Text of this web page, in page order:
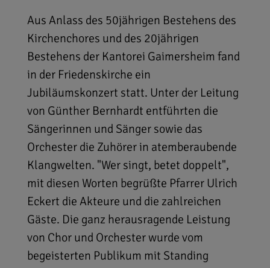
Aus Anlass des 50jährigen Bestehens des
Kirchenchores und des 20jährigen
Bestehens der Kantorei Gaimersheim fand
in der Friedenskirche ein
Jubiläumskonzert statt. Unter der Leitung
von Günther Bernhardt entführten die
Sängerinnen und Sänger sowie das
Orchester die Zuhörer in atemberaubende
Klangwelten. "Wer singt, betet doppelt",
mit diesen Worten begrüßte Pfarrer Ulrich
Eckert die Akteure und die zahlreichen
Gäste. Die ganz herausragende Leistung
von Chor und Orchester wurde vom
begeisterten Publikum mit Standing